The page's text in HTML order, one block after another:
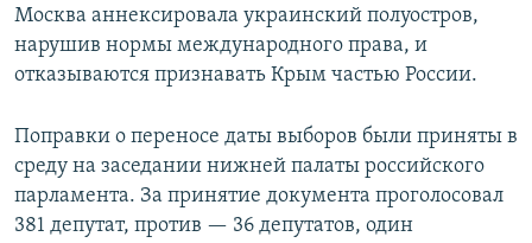
Москва аннексировала украинский полуостров,
нарушив нормы международного права, и
отказываются признавать Крым частью России.
Поправки о переносе даты выборов были приняты в
среду на заседании нижней палаты российского
парламента. За принятие документа проголосовал
381 депутат, против — 36 депутатов, один